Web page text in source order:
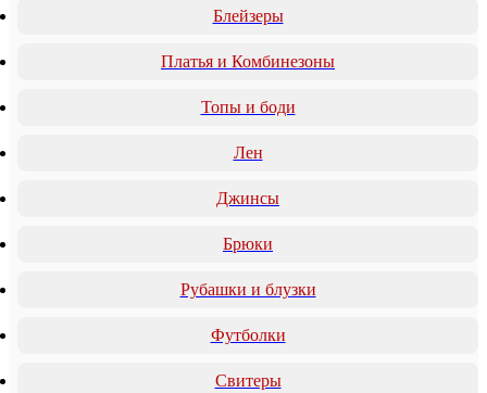
Блейзеры
Платья и Комбинезоны
Топы и боди
Лен
Джинсы
Брюки
Рубашки и блузки
Футболки
Свитеры